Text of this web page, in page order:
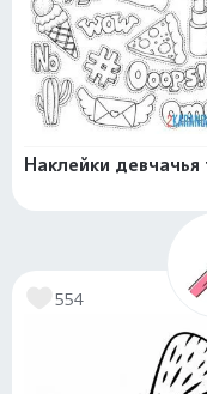
Наклейки девчачья
554